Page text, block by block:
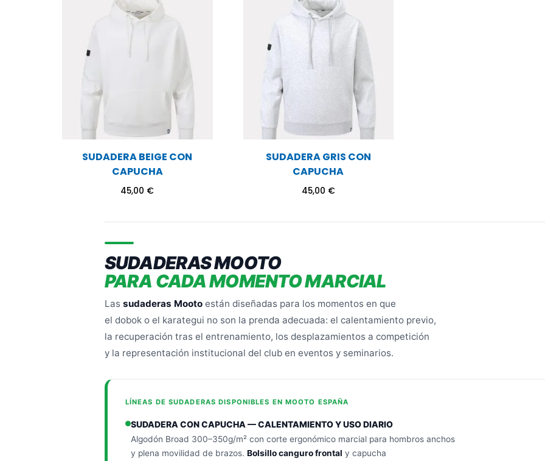
SUDADERA BEIGE CON
CAPUCHA
45,00 €
SUDADERA GRIS CON
CAPUCHA
45,00 €
SUDADERAS MOOTO
PARA CADA MOMENTO MARCIAL
Las sudaderas Mooto están diseñadas para los momentos en que
el dobok o el karategui no son la prenda adecuada: el calentamiento previo,
la recuperación tras el entrenamiento, los desplazamientos a competición
y la representación institucional del club en eventos y seminarios.
LÍNEAS DE SUDADERAS DISPONIBLES EN MOOTO ESPAÑA
SUDADERA CON CAPUCHA — CALENTAMIENTO Y USO DIARIO
Algodón Broad 300–350g/m² con corte ergonómico marcial para hombros anchos
y plena movilidad de brazos. Bolsillo canguro frontal y capucha